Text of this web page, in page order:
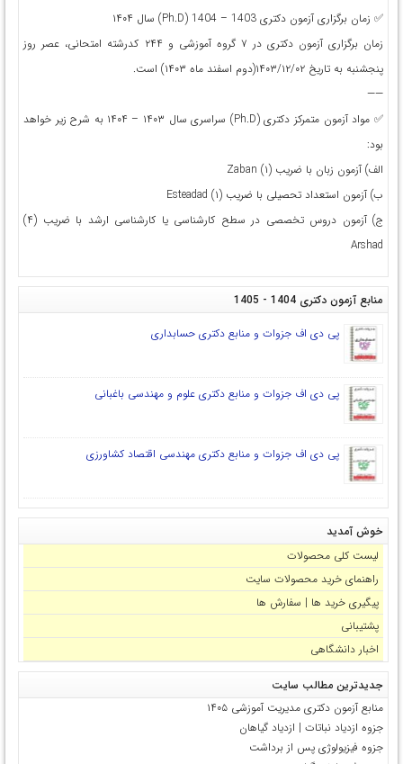
خوش آمدید
لیست کلی محصولات
راهنمای خرید محصولات سایت
پیگیری خرید ها | سفارش ها
پشتیبانی
اخبار دانشگاهی
جدیدترین مطالب سایت
منابع آزمون دکتری مدیریت آموزشی ۱۴۰۵
جزوه ازدیاد نباتات | ازدیاد گیاهان
جزوه فیزیولوژی پس از برداشت
✅ زمان برگزاری آزمون دکتری 1403 – 1404 (Ph.D) سال ۱۴۰۴
زمان برگزاری آزمون دکتری در ۷ گروه آموزشی و ۲۴۴ کدرشته امتحانی، عصر روز
پنجشنبه به تاريخ ۱۴۰۳/۱۲/۰۲(دوم اسفند ماه‌ ۱۴۰۳) است.
——
✅ مواد آزمون متمركز دکتری (Ph.D) سراسری سال ۱۴۰۳ – ۱۴۰۴ به شرح زیر خواهد
بود:
الف) آزمون زبان با ضریب (۱) Zaban
ب) آزمون استعداد تحصیلی با ضریب (۱) Esteadad
ج) آزمون دروس تخصصی در سطح کارشناسی یا کارشناسی ارشد با ضریب (۴)
Arshad
منابع آزمون دکتری 1404 - 1405
پی دی اف جزوات و منابع دکتری حسابداری
پی دی اف جزوات و منابع دکتری علوم و مهندسی باغبانی
پی دی اف جزوات و منابع دکتری مهندسی اقتصاد کشاورزی